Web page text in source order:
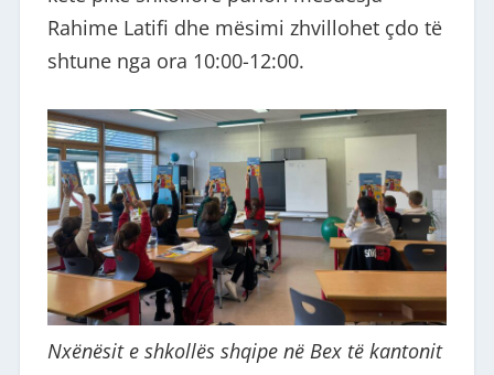
Rahime Latifi dhe mësimi zhvillohet çdo të
shtune nga ora 10:00-12:00.
Nxënësit e shkollës shqipe në Bex të kantonit